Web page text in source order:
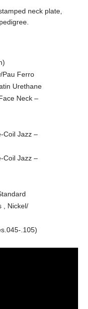
neck plate,
Pau Ferro
Urethane
Neck –
Coil Jazz –
Coil Jazz –
, Nickel/
.105)